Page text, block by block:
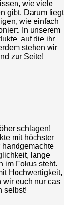
wie viele
gibt. Darum liegt
wie einfach
In unserem
auf die ihr
stehen wir
zur Seite!
schlagen!
mit höchster
handgemachte
lange
im Fokus steht.
Hochwertigkeit,
wir euch nur das
selbst!